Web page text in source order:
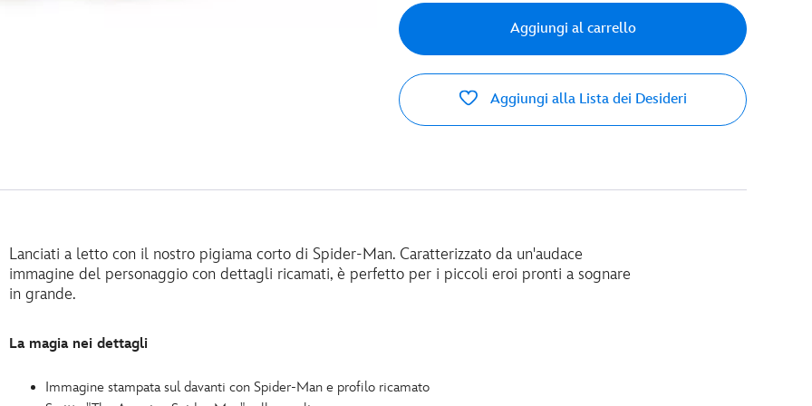
Aggiungi al carrello
Aggiungi alla Lista dei Desideri
Lanciati a letto con il nostro pigiama corto di Spider-Man. Caratterizzato da un'audace
immagine del personaggio con dettagli ricamati, è perfetto per i piccoli eroi pronti a sognare
in grande.
La magia nei dettagli
Immagine stampata sul davanti con Spider-Man e profilo ricamato